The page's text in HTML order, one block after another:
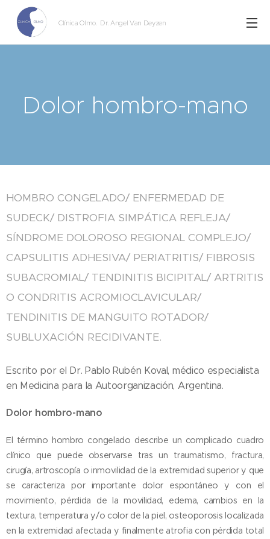
Clínica Olmo. Dr. Angel Van Deyzen
Dolor hombro-mano
HOMBRO CONGELADO/ ENFERMEDAD DE
SUDECK/ DISTROFIA SIMPÁTICA REFLEJA/
SÍNDROME DOLOROSO REGIONAL COMPLEJO/
CAPSULITIS ADHESIVA/ PERIATRITIS/ FIBROSIS
SUBACROMIAL/ TENDINITIS BICIPITAL/ ARTRITIS
O CONDRITIS ACROMIOCLAVICULAR/
TENDINITIS DE MANGUITO ROTADOR/
SUBLUXACIÓN RECIDIVANTE.
Escrito por el Dr. Pablo Rubén Koval, médico especialista
en Medicina para la Autoorganización, Argentina.
Dolor hombro-mano
El término hombro congelado describe un complicado cuadro
clínico que puede observarse tras un traumatismo, fractura,
cirugía, artroscopía o inmovilidad de la extremidad superior y que
se caracteriza por importante dolor espontáneo y con el
movimiento, pérdida de la movilidad, edema, cambios en la
textura, temperatura y/o color de la piel, osteoporosis localizada
en la extremidad afectada y finalmente atrofia con pérdida total